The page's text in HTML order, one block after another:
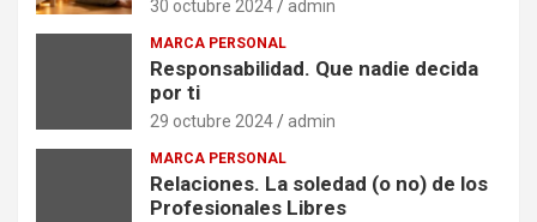
30 octubre 2024 admin
MARCA PERSONAL
Responsabilidad. Que nadie decida
por ti
29 octubre 2024 admin
MARCA PERSONAL
Relaciones. La soledad (o no) de los
Profesionales Libres